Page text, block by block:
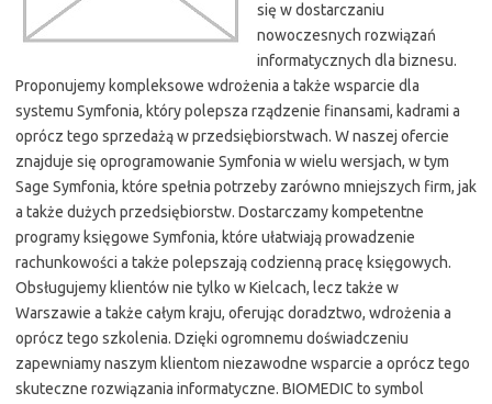
się w dostarczaniu
nowoczesnych rozwiązań
informatycznych dla biznesu.
Proponujemy kompleksowe wdrożenia a także wsparcie dla
systemu Symfonia, który polepsza rządzenie finansami, kadrami a
oprócz tego sprzedażą w przedsiębiorstwach. W naszej ofercie
znajduje się oprogramowanie Symfonia w wielu wersjach, w tym
Sage Symfonia, które spełnia potrzeby zarówno mniejszych firm, jak
a także dużych przedsiębiorstw. Dostarczamy kompetentne
programy księgowe Symfonia, które ułatwiają prowadzenie
rachunkowości a także polepszają codzienną pracę księgowych.
Obsługujemy klientów nie tylko w Kielcach, lecz także w
Warszawie a także całym kraju, oferując doradztwo, wdrożenia a
oprócz tego szkolenia. Dzięki ogromnemu doświadczeniu
zapewniamy naszym klientom niezawodne wsparcie a oprócz tego
skuteczne rozwiązania informatyczne. BIOMEDIC to symbol